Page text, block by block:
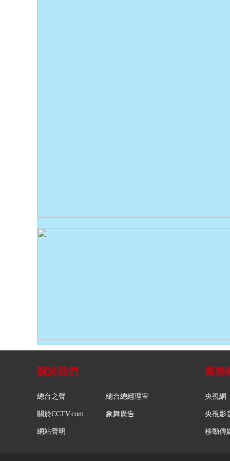
關於我們
總台之聲 總台總經理室
關於CCTV.com 象舞廣告
網站聲明
業務
央視網
央視影
移動傳